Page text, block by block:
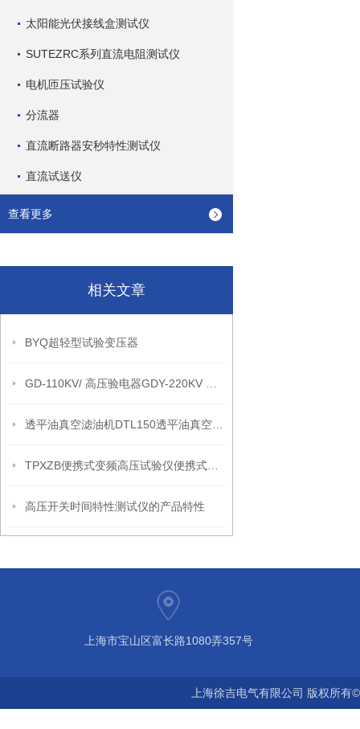
太阳能光伏接线盒测试仪
SUTEZRC系列直流电阻测试仪
电机匝压试验仪
分流器
直流断路器安秒特性测试仪
直流试送仪
查看更多
相关文章
BYQ超轻型试验变压器
高压开关时间特性测试仪的产品特性
上海市宝山区富长路1080弄357号
上海徐吉电气有限公司 版权所